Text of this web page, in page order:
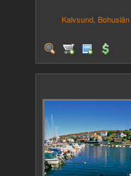
Kalvsund, Bohuslän